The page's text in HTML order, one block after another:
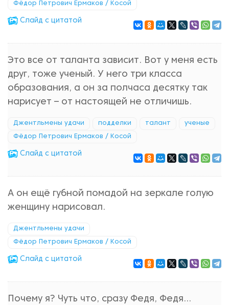
Фёдор Петрович Ермаков / Косой
Cлайд с цитатой
Это все от таланта зависит. Вот у меня есть
друг, тоже ученый. У него три класса
образования, а он за полчаса десятку так
нарисует – от настоящей не отличишь.
Джентльмены удачи подделки талант ученые
Фёдор Петрович Ермаков / Косой
Cлайд с цитатой
А он ещё губной помадой на зеркале голую
женщину нарисовал.
Джентльмены удачи
Фёдор Петрович Ермаков / Косой
Cлайд с цитатой
Почему я? Чуть что, сразу Федя, Федя…